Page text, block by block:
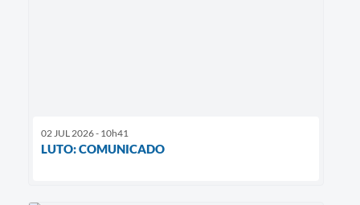
02 JUL 2026 - 10h41
LUTO: COMUNICADO